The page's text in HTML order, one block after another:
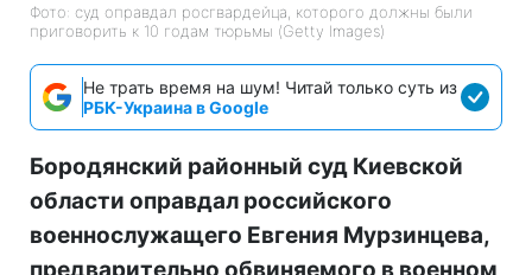
Фото: суд оправдал росгвардейца, которого должны были
приговорить к 10 годам тюрьмы (Getty Images)
Не трать время на шум! Читай только суть из
РБК-Украина в Google
Бородянский районный суд Киевской
области оправдал российского
военнослужащего Евгения Мурзинцева,
предварительно обвиняемого в военном